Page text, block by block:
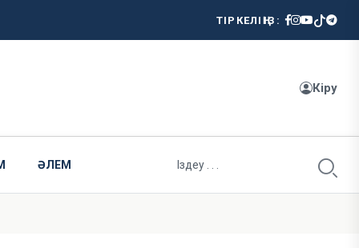
ТІРКЕЛІҢІЗ:
Кіру
ӘЛЕМ